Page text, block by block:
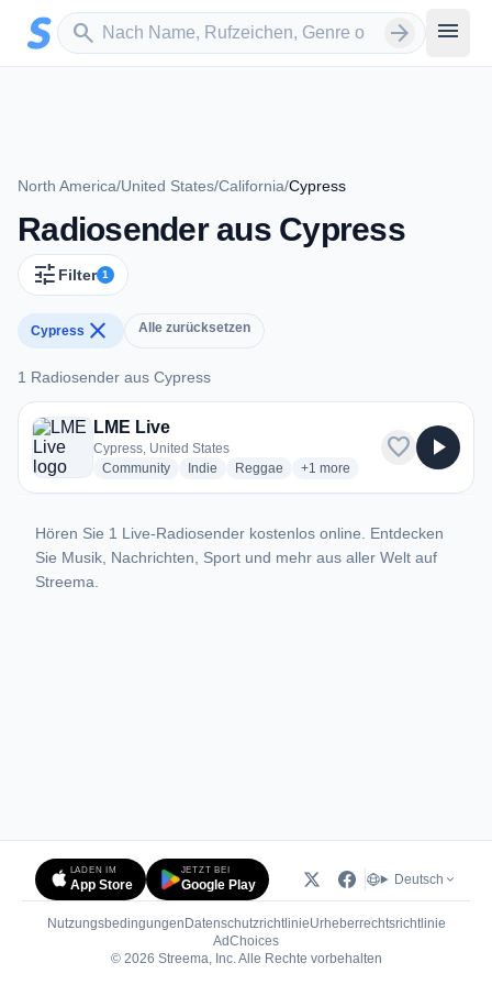
Zum Hauptinhalt springen
search
Sender suchen arrow_forward menu
North America/United States/California/Cypress
Radiosender aus Cypress
tune Filter 1
Cypress close Alle zurücksetzen
1 Radiosender aus Cypress
1 Radiosender aus Cypress
LME Live
Cypress, United States
Communityradio stations
Indie radio stations
Reggae radio stations
+1 more genres for LME Live
more
favorite play_arrow
Hören Sie 1 Live-Radiosender kostenlos online. Entdecken
Sie Musik, Nachrichten, Sport und mehr aus aller Welt auf
Streema.
LADEN IM
App Store
JETZT BEI
Google Play Deutsch
Nutzungsbedingungen DatenschutzrichtlinieUrheberrechtsrichtlinie
AdChoices(öffnet in neuem Tab)
© 2026 Streema, Inc. Alle Rechte vorbehalten